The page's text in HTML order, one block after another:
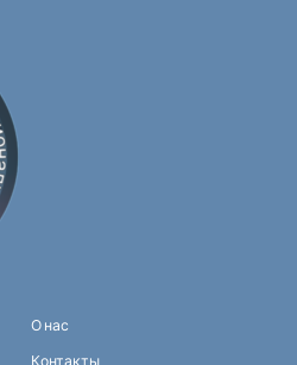
О нас
Контакты